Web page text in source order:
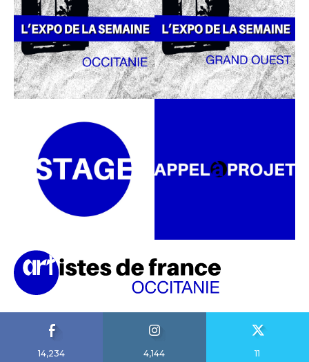
14,234
4,144
11